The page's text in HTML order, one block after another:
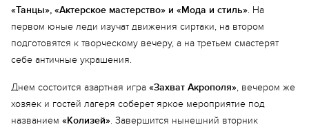
«Танцы», «Актерское мастерство» и «Мода и стиль». На
первом юные леди изучат движения сиртаки, на втором
подготовятся к творческому вечеру, а на третьем смастерят
себе античные украшения.
Днем состоится азартная игра «Захват Акрополя», вечером же
хозяек и гостей лагеря соберет яркое мероприятие под
названием «Колизей». Завершится нынешний вторник